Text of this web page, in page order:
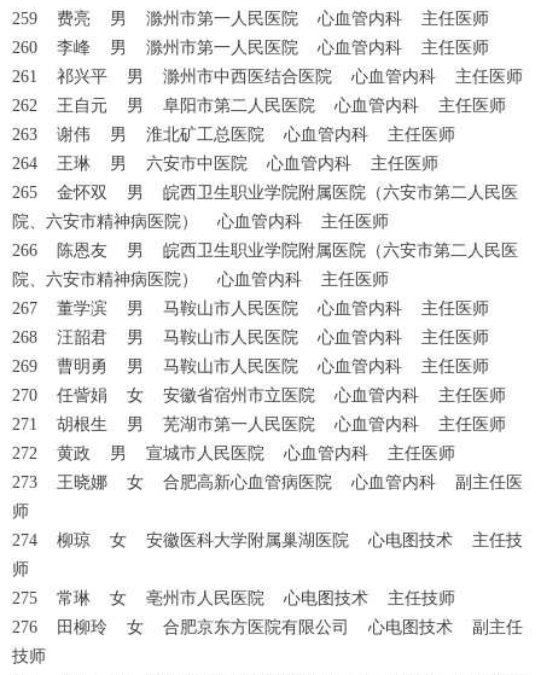
259 费亮 男 滁州市第一人民医院 心血管内科 主任医师
260 李峰 男 滁州市第一人民医院 心血管内科 主任医师
261 祁兴平 男 滁州市中西医结合医院 心血管内科 主任医师
262 王自元 男 阜阳市第二人民医院 心血管内科 主任医师
263 谢伟 男 淮北矿工总医院 心血管内科 主任医师
264 王琳 男 六安市中医院 心血管内科 主任医师
265 金怀双 男 皖西卫生职业学院附属医院（六安市第二人民医
院、六安市精神病医院） 心血管内科 主任医师
266 陈恩友 男 皖西卫生职业学院附属医院（六安市第二人民医
院、六安市精神病医院） 心血管内科 主任医师
267 董学滨 男 马鞍山市人民医院 心血管内科 主任医师
268 汪韶君 男 马鞍山市人民医院 心血管内科 主任医师
269 曹明勇 男 马鞍山市人民医院 心血管内科 主任医师
270 任訾娟 女 安徽省宿州市立医院 心血管内科 主任医师
271 胡根生 男 芜湖市第一人民医院 心血管内科 主任医师
272 黄政 男 宣城市人民医院 心血管内科 主任医师
273 王晓娜 女 合肥高新心血管病医院 心血管内科 副主任医
师
274 柳琼 女 安徽医科大学附属巢湖医院 心电图技术 主任技
师
275 常琳 女 亳州市人民医院 心电图技术 主任技师
276 田柳玲 女 合肥京东方医院有限公司 心电图技术 副主任
技师